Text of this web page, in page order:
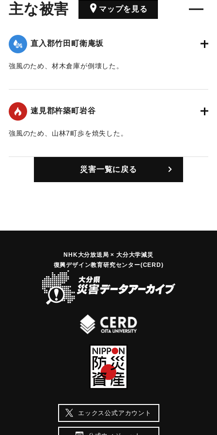
主な被害 マップを見る
直入郡竹田町衛庵坂
強風のため、材木倉庫が倒壊した。
｜固有コード:00306001
速見郡杵築町岩谷
強風のため、山林7町歩を焼失した。
｜固有コード:00306002
災害一覧に戻る
NHK大分放送局 × 大分大学減災
復興デザイン教育研究センター(CERD)
エックス公式アカウント